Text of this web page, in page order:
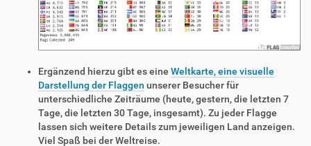
Ergänzend hierzu gibt es eine Weltkarte, eine visuelle
Darstellung der Flaggen unserer Besucher für
unterschiedliche Zeiträume (heute, gestern, die letzten 7
Tage, die letzten 30 Tage, insgesamt). Zu jeder Flagge
lassen sich weitere Details zum jeweiligen Land anzeigen.
Viel Spaß bei der Weltreise.